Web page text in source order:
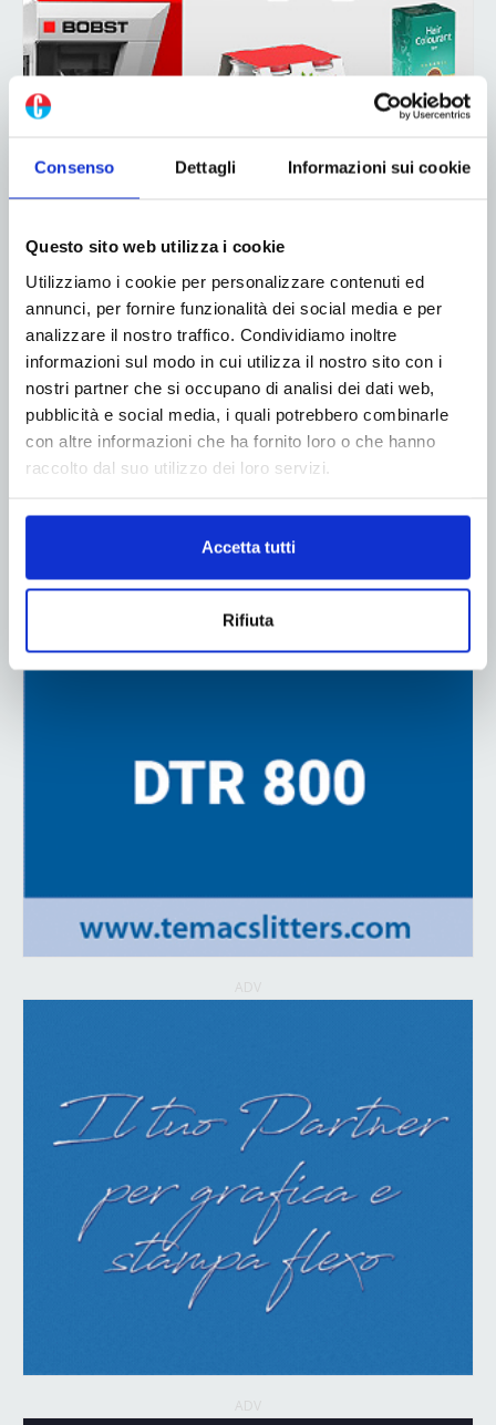
Consenso Dettagli Informazioni sui cookie
Questo sito web utilizza i cookie
Utilizziamo i cookie per personalizzare contenuti ed
annunci, per fornire funzionalità dei social media e per
analizzare il nostro traffico. Condividiamo inoltre
informazioni sul modo in cui utilizza il nostro sito con i
nostri partner che si occupano di analisi dei dati web,
pubblicità e social media, i quali potrebbero combinarle
con altre informazioni che ha fornito loro o che hanno
raccolto dal suo utilizzo dei loro servizi.
Accetta tutti
Rifiuta